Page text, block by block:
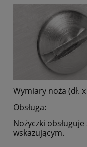
Wymiary noża (dł.
Obsługa:
Nożyczki
wskazującym.